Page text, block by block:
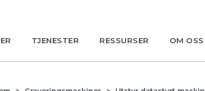
TJENESTER RESSURSER OM OSS